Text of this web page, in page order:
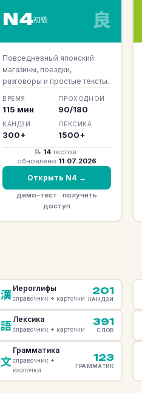
N4初級 良
Повседневный японский:
магазины, поездки,
разговоры и простые тексты.
ВРЕМЯ
115 мин
ПРОХОДНОЙ
90/180
КАНДЗИ
300+
ЛЕКСИКА
1500+
📝 14 тестов·
обновлено 11.07.2026
Открыть N4 →
демо-тест · получить
доступ
漢 Иероглифы
справочник + карточки
201
КАНДЗИ
語 Лексика
справочник + карточки
391
СЛОВ
文
Грамматика
справочник +
карточки
123
ГРАММАТИК